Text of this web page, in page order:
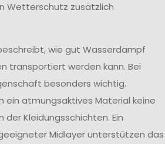
Wetterschutz zusätzlich
wie gut Wasserdampf
transportiert werden kann. Bei
besonders wichtig.
ein atmungsaktives Material keine
Kleidungsschichten. Ein
Midlayer unterstützen das